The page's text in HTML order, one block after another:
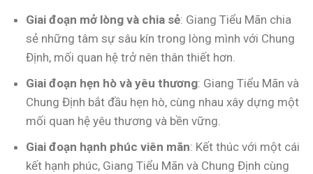
Giai đoạn mở lòng và chia sẻ: Giang Tiểu Mãn chia
sẻ những tâm sự sâu kín trong lòng mình với Chung
Định, mối quan hệ trở nên thân thiết hơn.
Giai đoạn hẹn hò và yêu thương: Giang Tiểu Mãn và
Chung Định bắt đầu hẹn hò, cùng nhau xây dựng một
mối quan hệ yêu thương và bền vững.
Giai đoạn hạnh phúc viên mãn: Kết thúc với một cái
kết hạnh phúc, Giang Tiểu Mãn và Chung Định cùng